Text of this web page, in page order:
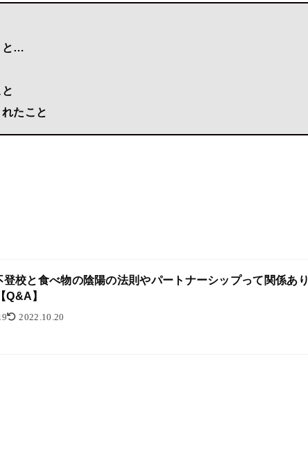
と…
たこと
登校と食べ物の陰陽の法則やパートナーシップって関係あり
Q&A】
2022.10.20